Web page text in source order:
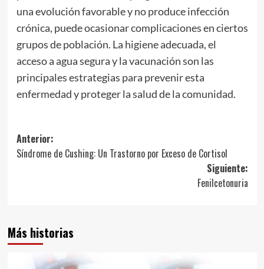
una evolución favorable y no produce infección
crónica, puede ocasionar complicaciones en ciertos
grupos de población. La higiene adecuada, el
acceso a agua segura y la vacunación son las
principales estrategias para prevenir esta
enfermedad y proteger la salud de la comunidad.
Navegación
de
Anterior:
Síndrome de Cushing: Un Trastorno por Exceso de Cortisol
Siguiente:
Fenilcetonuria
Más historias